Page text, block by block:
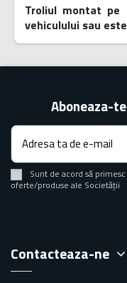
Troliul montat pe
vehiculului sau
Aboneaza-
Sunt de acord să
oferte/produse ale Societății
Contacteaza-ne